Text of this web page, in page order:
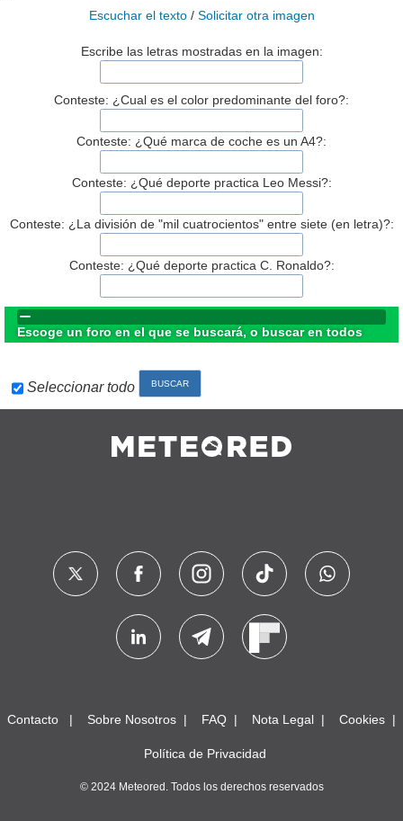
Escuchar el texto/ Solicitar otra imagen
Escribe las letras mostradas en la imagen:
Conteste: ¿Cual es el color predominante del foro?:
Conteste: ¿Qué marca de coche es un A4?:
Conteste: ¿Qué deporte practica Leo Messi?:
Conteste: ¿La división de "mil cuatrocientos" entre siete (en letra)?:
Conteste: ¿Qué deporte practica C. Ronaldo?:
Escoge un foro en el que se buscará, o buscar en todos
Seleccionar todo
Contacto Sobre Nosotros FAQ Nota Legal Cookies
Política de Privacidad
© 2024 Meteored. Todos los derechos reservados